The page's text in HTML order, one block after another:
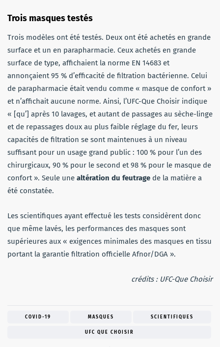
Trois masques testés
Trois modèles ont été testés. Deux ont été achetés en grande
surface et un en parapharmacie. Ceux achetés en grande
surface de type, affichaient la norme EN 14683 et
annonçaient 95 % d’efficacité de filtration bactérienne. Celui
de parapharmacie était vendu comme « masque de confort »
et n’affichait aucune norme. Ainsi, l’UFC-Que Choisir indique
« [qu’] après 10 lavages, et autant de passages au sèche-linge
et de repassages doux au plus faible réglage du fer, leurs
capacités de filtration se sont maintenues à un niveau
suffisant pour un usage grand public : 100 % pour l’un des
chirurgicaux, 90 % pour le second et 98 % pour le masque de
confort ». Seule une altération du feutrage de la matière a
été constatée.
Les scientifiques ayant effectué les tests considèrent donc
que même lavés, les performances des masques sont
supérieures aux « exigences minimales des masques en tissu
portant la garantie filtration officielle Afnor/DGA ».
crédits : UFC-Que Choisir
COVID-19 MASQUES SCIENTIFIQUES
UFC QUE CHOISIR